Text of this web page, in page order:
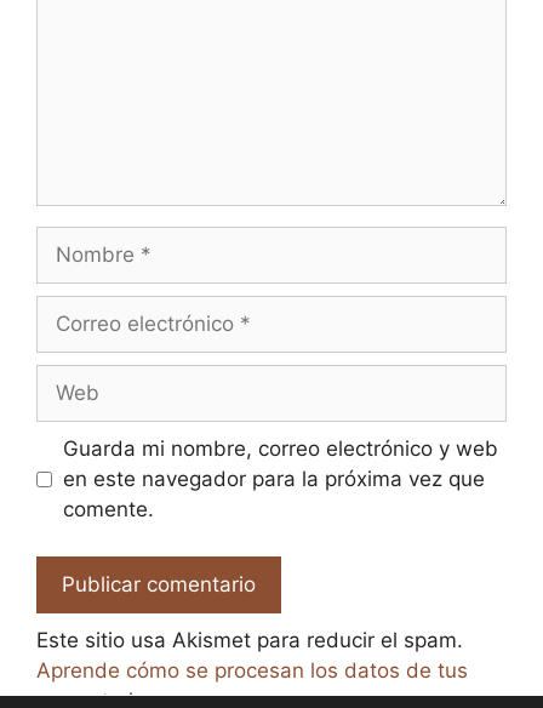
Nombre
Correo
Web
Guarda mi nombre, correo electrónico y web
en este navegador para la próxima vez que
comente.
Este sitio usa Akismet para reducir el spam.
Aprende cómo se procesan los datos de tus
comentarios.